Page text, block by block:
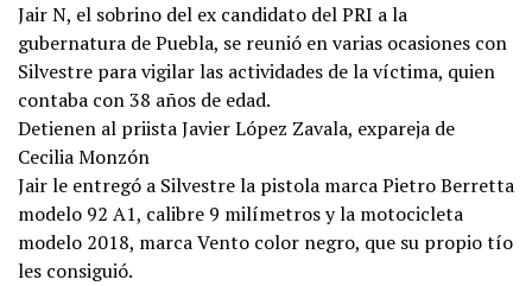
Jair N, el sobrino del ex candidato del PRI a la
gubernatura de Puebla, se reunió en varias ocasiones con
Silvestre para vigilar las actividades de la víctima, quien
contaba con 38 años de edad.
Detienen al priista Javier López Zavala, expareja de
Cecilia Monzón
Jair le entregó a Silvestre la pistola marca Pietro Berretta
modelo 92 A1, calibre 9 milímetros y la motocicleta
modelo 2018, marca Vento color negro, que su propio tío
les consiguió.